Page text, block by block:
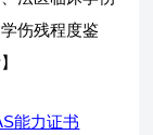
伤残程度鉴
能力证书